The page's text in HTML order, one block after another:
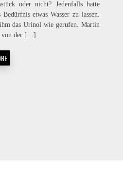
oder nicht? Jedenfalls hatte
Bedürfnis etwas Wasser zu lassen.
das Urinol wie gerufen. Martin
von der […]